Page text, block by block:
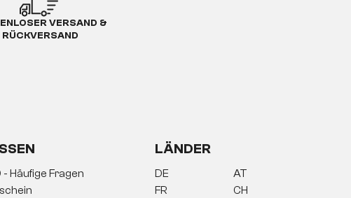
VERSAND &
RÜCKVERSAND
- Häufige Fragen
LÄNDER
DE
FR
AT
CH